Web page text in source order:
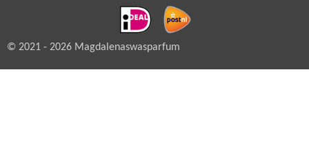
© 2021 - 2026 Magdalenaswasparfum